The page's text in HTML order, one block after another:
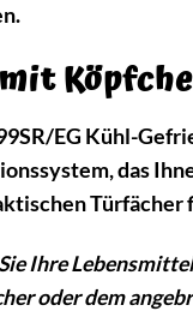
EG Kühl-
das
Türfächer
Ihre
oder dem